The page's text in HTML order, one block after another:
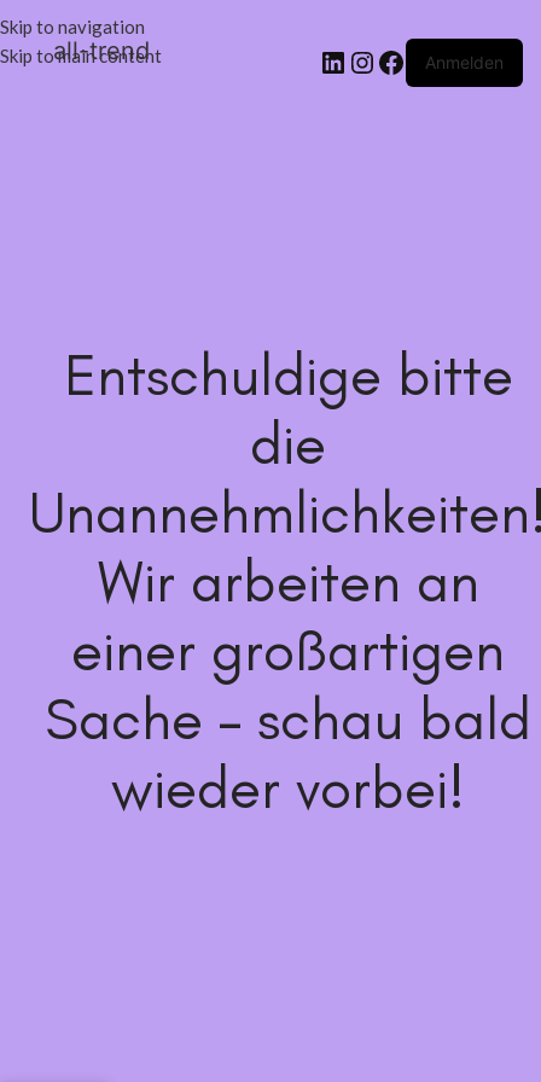
Skip to navigation
Skip to main content
all-trend Anmelden
Entschuldige bitte
die
Wir arbeiten an
einer großartigen
Sache – schau bald
wieder vorbei!